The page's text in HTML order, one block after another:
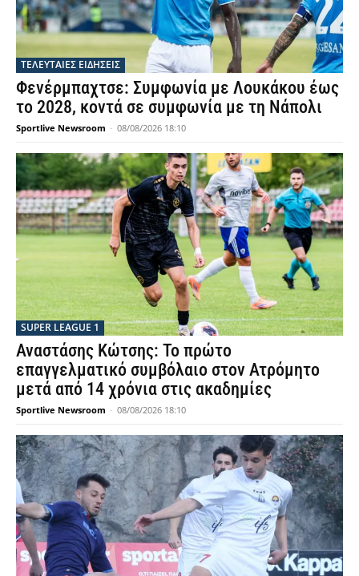
ΤΕΛΕΥΤΑΙΕΣ ΕΙΔΗΣΕΙΣ
Φενέρμπαχτσε: Συμφωνία με Λουκάκου έως
το 2028, κοντά σε συμφωνία με τη Νάπολι
Sportlive Newsroom - 08/08/2026 18:10
SUPER LEAGUE 1
Αναστάσης Κώτσης: Το πρώτο
επαγγελματικό συμβόλαιο στον Ατρόμητο
μετά από 14 χρόνια στις ακαδημίες
Sportlive Newsroom - 08/08/2026 18:10